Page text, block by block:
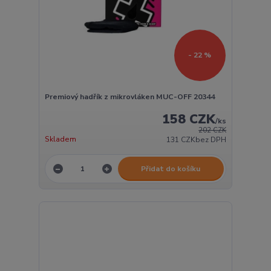
- 22 %
Premiový hadřík z mikrovláken MUC-OFF 20344
202 CZK
158 CZK/ks
131 CZKbez DPH
Skladem
Přidat do košíku